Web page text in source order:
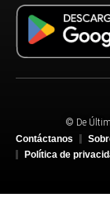
© De
Contáctanos
Política de